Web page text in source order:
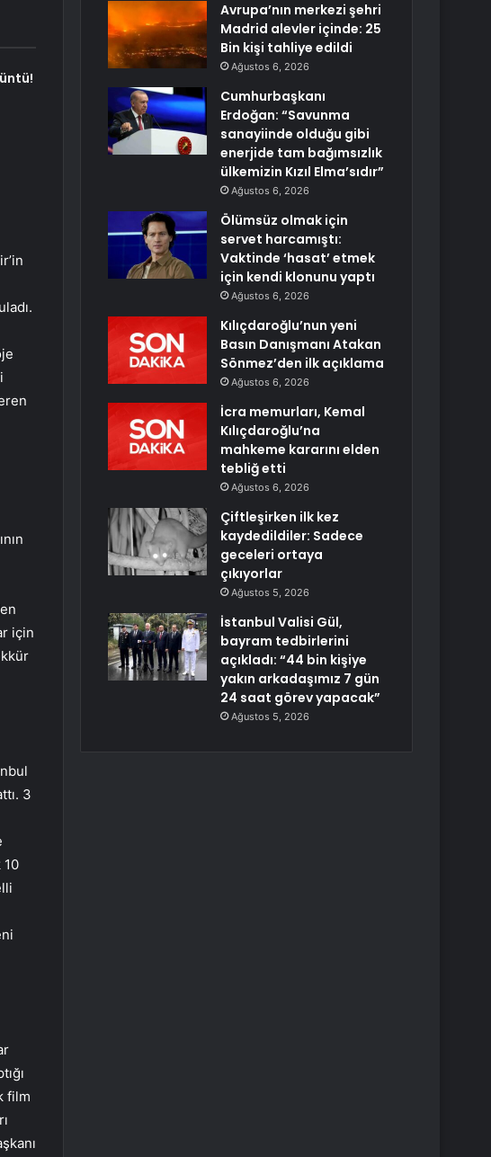
için
3
10
film
Avrupa’nın merkezi şehri
Madrid alevler içinde: 25
Bin kişi tahliye edildi
Ağustos 6, 2026
Cumhurbaşkanı
Erdoğan: “Savunma
sanayiinde olduğu gibi
enerjide tam bağımsızlık
ülkemizin Kızıl Elma’sıdır”
Ağustos 6, 2026
Ölümsüz olmak için
servet harcamıştı:
Vaktinde ‘hasat’ etmek
için kendi klonunu yaptı
Ağustos 6, 2026
Kılıçdaroğlu’nun yeni
Basın Danışmanı Atakan
Sönmez’den ilk açıklama
Ağustos 6, 2026
İcra memurları, Kemal
Kılıçdaroğlu’na
mahkeme kararını elden
tebliğ etti
Ağustos 6, 2026
Çiftleşirken ilk kez
kaydedildiler: Sadece
geceleri ortaya
çıkıyorlar
Ağustos 5, 2026
İstanbul Valisi Gül,
bayram tedbirlerini
açıkladı: “44 bin kişiye
yakın arkadaşımız 7 gün
24 saat görev yapacak”
Ağustos 5, 2026